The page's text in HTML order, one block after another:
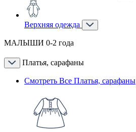
Верхняя одежда
МАЛЫШИ 0-2 года
Платья, сарафаны
Смотреть Все Платья, сарафаны